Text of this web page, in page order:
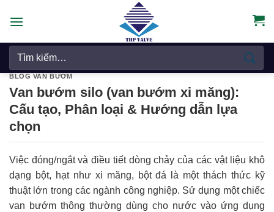
đến
dung
Tìm
BLOG VAN BƯỚM
Van bướm silo (van bướm xi măng):
Cấu tạo, Phân loại & Hướng dẫn lựa
chọn
Việc đóng/ngắt và điều tiết dòng chảy của các vật liệu khô
dạng bột, hạt như xi măng, bột đá là một thách thức kỹ
thuật lớn trong các ngành công nghiệp. Sử dụng một chiếc
van bướm thông thường dùng cho nước vào ứng dụng